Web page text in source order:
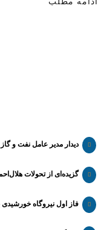
دیدار مدیر عامل نفت و
گزیده‌ای از تحولات
فاز اول نیروگاه خورشیدی